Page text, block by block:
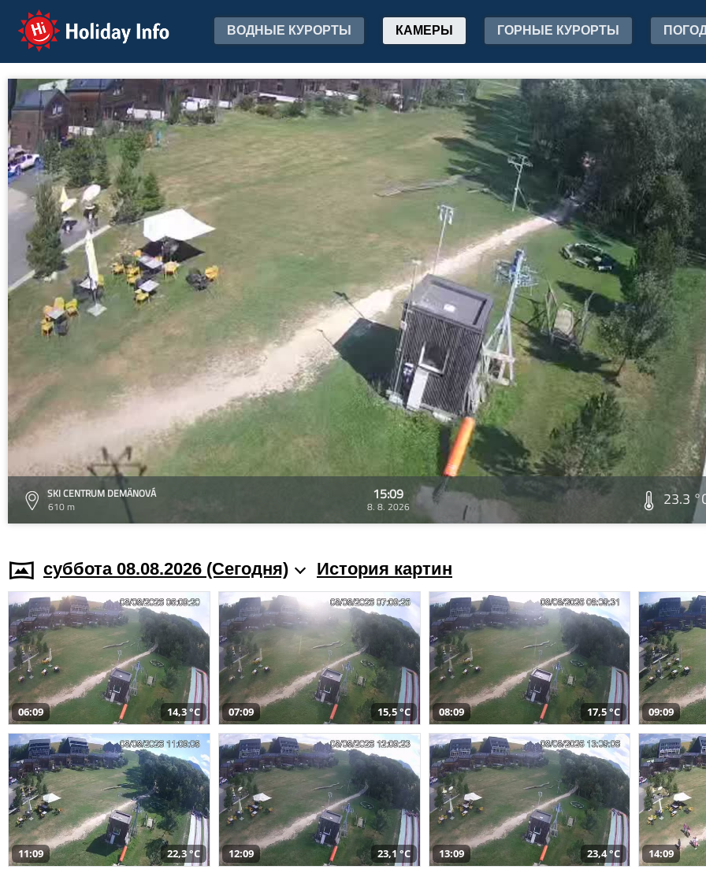
Holiday Info ВОДНЫЕ КУРОРТЫ КАМЕРЫ ГОРНЫЕ КУРОРТЫ
SKI CENTRUM DEMÄNOVÁ
610 m
15:09
8. 8. 2026 23.3
суббота 08.08.2026 (Cегодня) История картин
06:09 14,3 °C 07:09 15,5 °C 08:09 17,5 °C 09:09
11:09 22,3 °C 12:09 23,1 °C 13:09 23,4 °C 14:09